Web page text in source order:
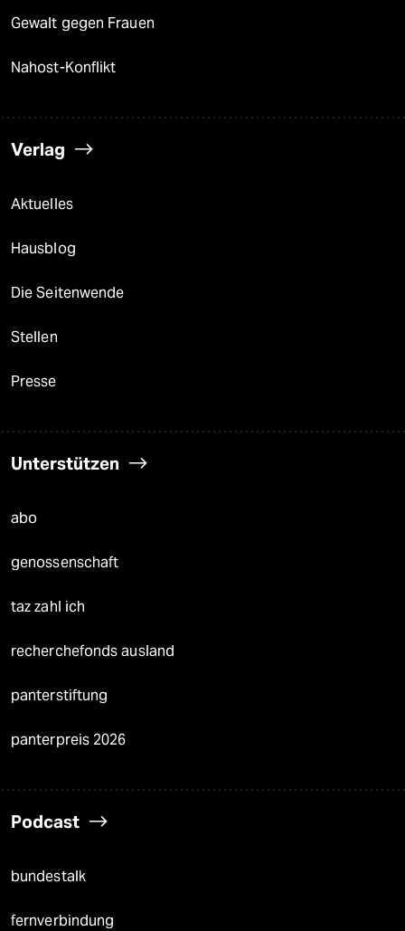
Gewalt gegen Frauen
Nahost-Konflikt
Verlag
Aktuelles
Hausblog
Die Seitenwende
Stellen
Presse
Unterstützen
abo
genossenschaft
taz zahl ich
recherchefonds ausland
panterstiftung
panterpreis 2026
Podcast
bundestalk
fernverbindung